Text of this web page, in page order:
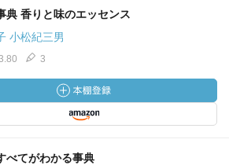
典 香りと味のエッセンス
小松紀三男
3
べてがわかる事典